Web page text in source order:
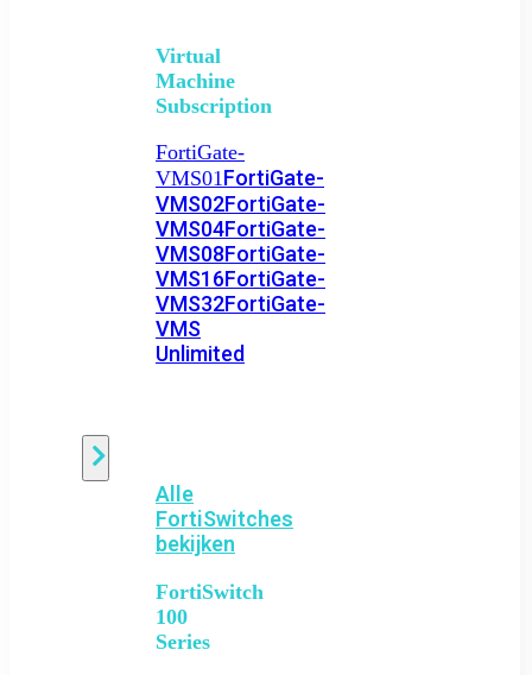
Virtual
Machine
Subscription
FortiGate-
VMS01FortiGate-
VMS02FortiGate-
VMS04FortiGate-
VMS08FortiGate-
VMS16FortiGate-
VMS32FortiGate-
VMS
Unlimited
Alle
FortiSwitches
bekijken
FortiSwitch
100
Series